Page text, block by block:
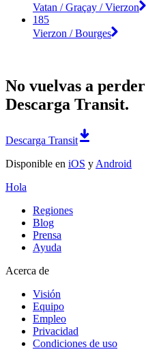
Vatan / Graçay / Vierzon
185
Vierzon / Bourges
No vuelvas a
Descarga Transit.
Descarga Transit
Disponible en iOS y Android
Hola
Regiones
Blog
Prensa
Ayuda
Acerca de
Visión
Equipo
Empleo
Privacidad
Condiciones de uso